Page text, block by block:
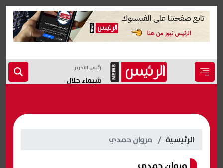
رئيس التحرير
شيماء جلال
الرئيسية مروان حمدي